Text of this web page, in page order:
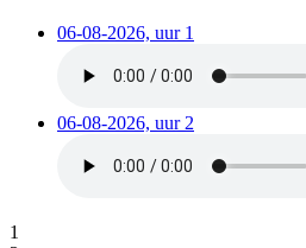
06-08-2026, uur 1
06-08-2026, uur 2
1